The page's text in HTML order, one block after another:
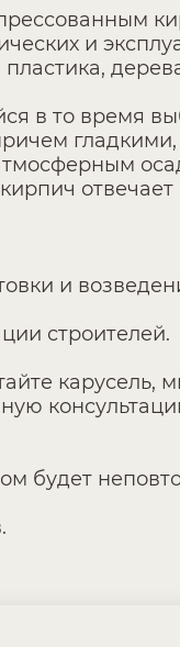
и
в то время
и
строителей.
будет